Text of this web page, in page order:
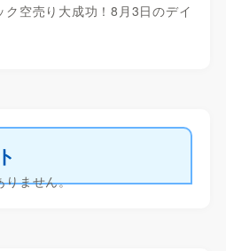
ク空売り大成功！8月3日のデイ
りません。